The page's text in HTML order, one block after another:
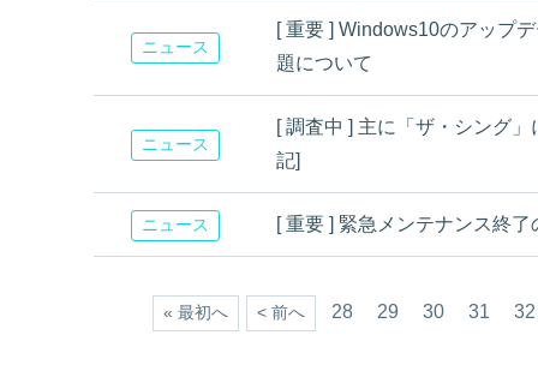
ニュース
[ 重要 ] Windows10のアップ
題について
ニュース
[ 調査中 ] 主に「ザ・シング
記]
ニュース [ 重要 ] 緊急メンテナンス終了
« 最初へ < 前へ 28 29 30 31 32